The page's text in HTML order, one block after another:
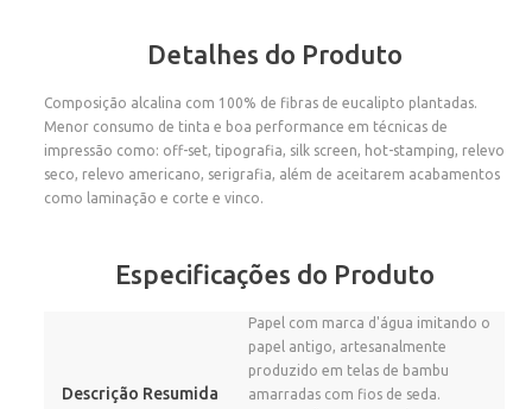
Detalhes do Produto
Composição alcalina com 100% de fibras de eucalipto plantadas.
Menor consumo de tinta e boa performance em técnicas de
impressão como: off-set, tipografia, silk screen, hot-stamping, relevo
seco, relevo americano, serigrafia, além de aceitarem acabamentos
como laminação e corte e vinco.
Especificações do Produto
Descrição Resumida
Papel com marca d'água imitando o
papel antigo, artesanalmente
produzido em telas de bambu
amarradas com fios de seda.